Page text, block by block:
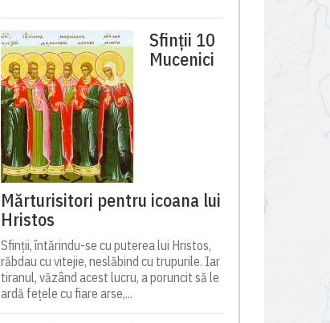
Sfinții 10
Mucenici
Mărturisitori pentru icoana lui
Hristos
Sfinții, întărindu-se cu puterea lui Hristos,
răbdau cu vitejie, neslăbind cu trupurile. Iar
tiranul, văzând acest lucru, a poruncit să le
ardă fețele cu fiare arse,...